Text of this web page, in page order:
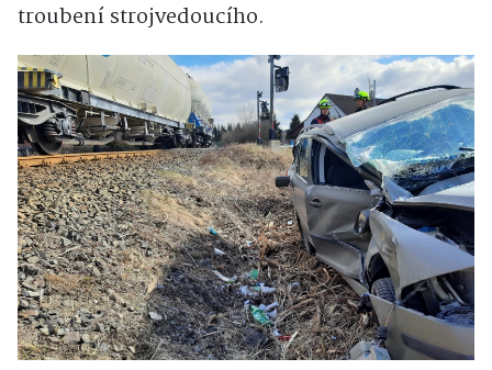
troubení strojvedoucího.